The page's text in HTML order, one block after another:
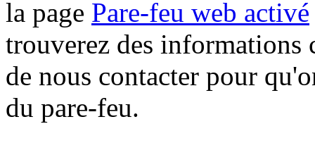
la page Pare-feu web activé
trouverez des informations
de nous contacter pour
du pare-feu.